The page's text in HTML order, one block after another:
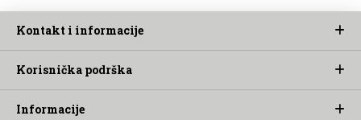
Kontakt i informacije
Korisnička podrška
Informacije